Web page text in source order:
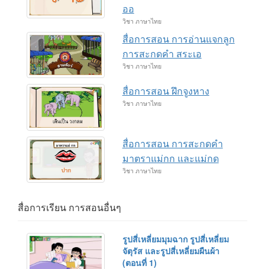
ออ
วิชา ภาษาไทย
สื่อการสอน การอ่านแจกลูก
การสะกดคำ สระเอ
วิชา ภาษาไทย
สื่อการสอน ฝึกจูงหาง
วิชา ภาษาไทย
สื่อการสอน การสะกดคำ
มาตราแม่กก และแม่กด
วิชา ภาษาไทย
สื่อการเรียน การสอนอื่นๆ
รูปสี่เหลี่ยมมุมฉาก รูปสี่เหลี่ยม
จัตุรัส และรูปสี่เหลี่ยมผืนผ้า
(ตอนที่ 1)